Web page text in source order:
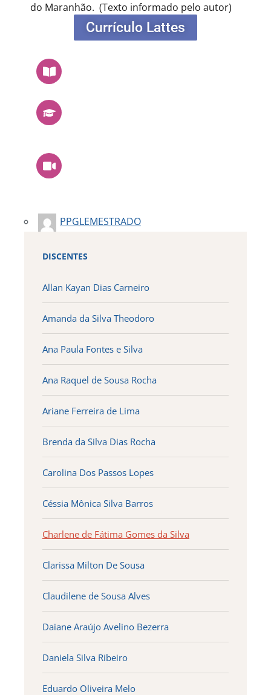
do Maranhão. (Texto informado pelo autor)
Currículo Lattes
PPGLEMESTRADO
DISCENTES
Allan Kayan Dias Carneiro
Amanda da Silva Theodoro
Ana Paula Fontes e Silva
Ana Raquel de Sousa Rocha
Ariane Ferreira de Lima
Brenda da Silva Dias Rocha
Carolina Dos Passos Lopes
Céssia Mônica Silva Barros
Charlene de Fátima Gomes da Silva
Clarissa Milton De Sousa
Claudilene de Sousa Alves
Daiane Araújo Avelino Bezerra
Daniela Silva Ribeiro
Eduardo Oliveira Melo